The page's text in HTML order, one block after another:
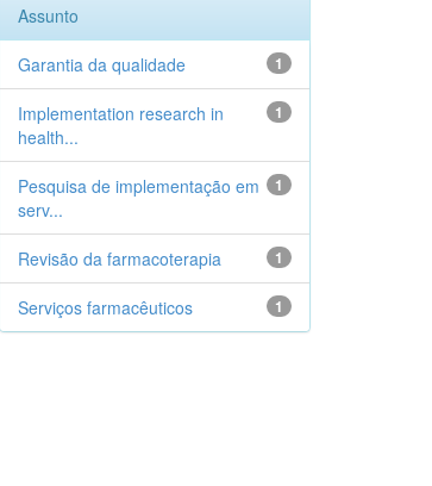
Assunto
1
Garantia da qualidade
1
Implementation research in
health...
1
Pesquisa de implementação em
serv...
1
Revisão da farmacoterapia
1
Serviços farmacêuticos